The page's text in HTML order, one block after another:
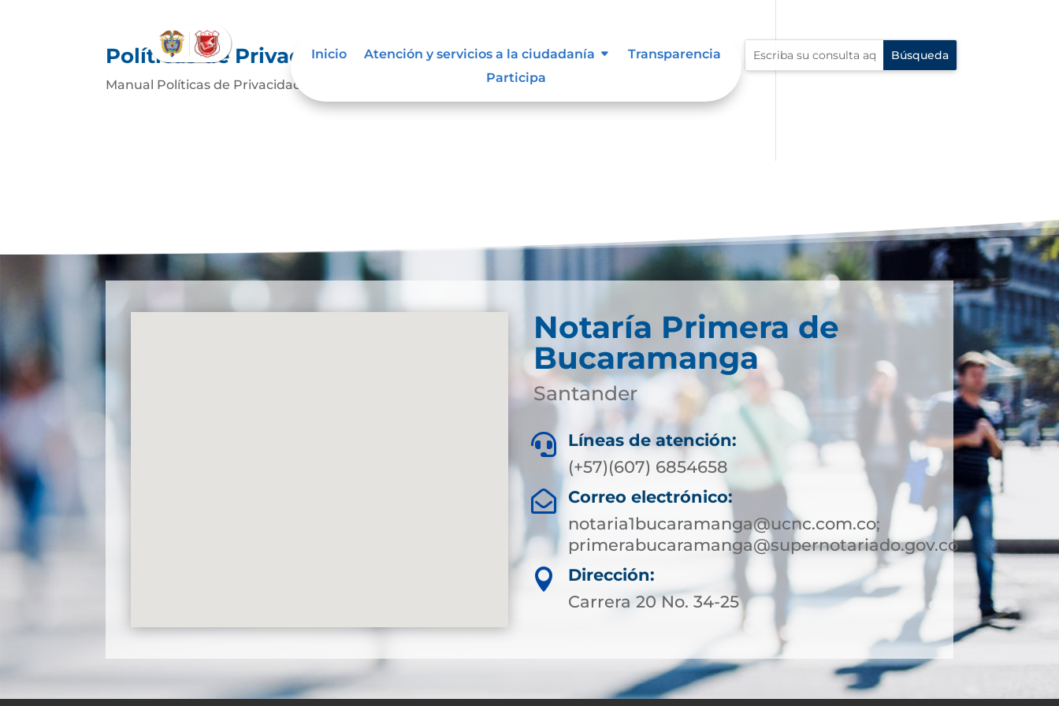
Inicio Atención y servicios a la ciudadanía
Transparencia
Participa
Políticas de Privacidad Web
Manual Políticas de Privacidad WEB NOTARIA PRIMERA DE BUCARAMANGA
Notaría Primera de
Bucaramanga
Santander

Líneas de atención:
(+57)(607) 6854658

Correo electrónico:
notaria1bucaramanga@ucnc.com.co;
primerabucaramanga@supernotariado.gov.co

Dirección:
Carrera 20 No. 34-25